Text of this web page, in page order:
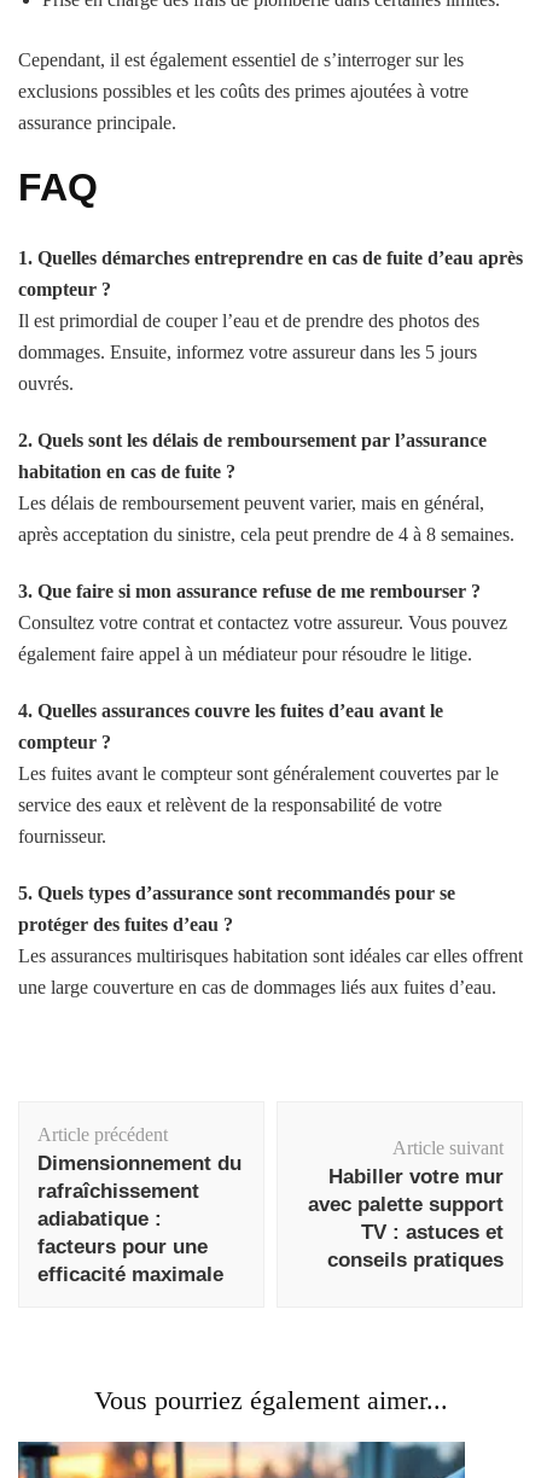
Cependant, il est également essentiel de s’interroger sur les
exclusions possibles et les coûts des primes ajoutées à votre
assurance principale.
FAQ
1. Quelles démarches entreprendre en cas de fuite d’eau après
compteur ?
Il est primordial de couper l’eau et de prendre des photos des
dommages. Ensuite, informez votre assureur dans les 5 jours
ouvrés.
2. Quels sont les délais de remboursement par l’assurance
habitation en cas de fuite ?
Les délais de remboursement peuvent varier, mais en général,
après acceptation du sinistre, cela peut prendre de 4 à 8 semaines.
3. Que faire si mon assurance refuse de me rembourser ?
Consultez votre contrat et contactez votre assureur. Vous pouvez
également faire appel à un médiateur pour résoudre le litige.
4. Quelles assurances couvre les fuites d’eau avant le
compteur ?
Les fuites avant le compteur sont généralement couvertes par le
service des eaux et relèvent de la responsabilité de votre
fournisseur.
5. Quels types d’assurance sont recommandés pour se
protéger des fuites d’eau ?
Les assurances multirisques habitation sont idéales car elles offrent
une large couverture en cas de dommages liés aux fuites d’eau.
d'article
Article précédent
Dimensionnement du
rafraîchissement
adiabatique :
facteurs pour une
efficacité maximale
Article suivant
Habiller votre mur
avec palette support
TV : astuces et
conseils pratiques
Vous pourriez également aimer...